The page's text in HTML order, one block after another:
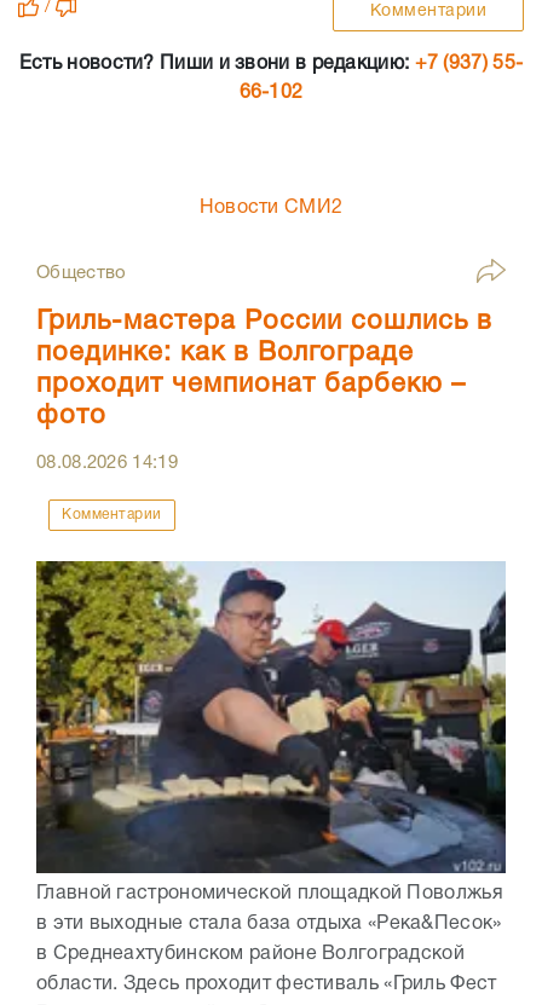
/ Комментарии
Есть новости? Пиши и звони в редакцию: +7 (937) 55-
66-102
Новости СМИ2
Общество
Гриль-мастера России сошлись в
поединке: как в Волгограде
проходит чемпионат барбекю –
фото
08.08.2026 14:19
Комментарии
Главной гастрономической площадкой Поволжья
в эти выходные стала база отдыха «Река&Песок»
в Среднеахтубинском районе Волгоградской
области. Здесь проходит фестиваль «Гриль Фест